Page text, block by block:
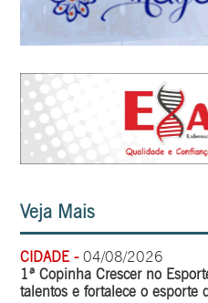
Veja Mais
CIDADE -04/08/2026
1ª Copinha Crescer no
talentos e fortalece o esporte